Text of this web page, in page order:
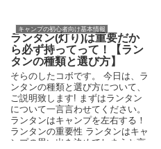
キャンプの初心者向け基本情報
ランタン(灯り)は重要だか
ら必ず持ってって！【ラン
タンの種類と選び方】
そらのしたコボです。 今日は、ラ
ンタンの種類と選び方について、
ご説明致します! まずはランタン
について一言言わせてください。
ランタンはキャンプを左右する！
ランタンの重要性 ランタンはキャ
ンプの思い出を決めてしまうと言